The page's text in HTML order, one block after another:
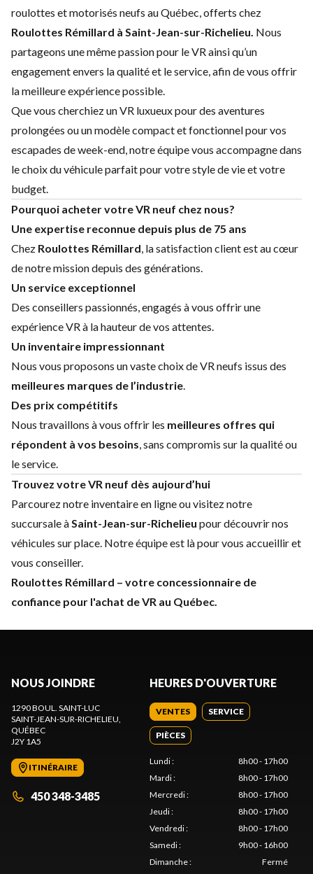
roulottes et motorisés neufs au Québec, offerts chez
Roulottes Rémillard à Saint-Jean-sur-Richelieu. Nous
partageons une même passion pour le VR ainsi qu’un
engagement envers la qualité et le service, afin de vous offrir
la meilleure expérience possible.
Que vous cherchiez un VR luxueux pour des aventures
prolongées ou un modèle compact et fonctionnel pour vos
escapades de week-end, notre équipe vous accompagne dans
le choix du véhicule parfait pour votre style de vie et votre
budget.
Pourquoi acheter votre VR neuf chez nous?
Une expertise reconnue depuis plus de 75 ans
Chez Roulottes Rémillard , la satisfaction client est au cœur
de notre mission depuis des générations.
Un service exceptionnel
Des conseillers passionnés, engagés à vous offrir une
expérience VR à la hauteur de vos attentes.
Un inventaire impressionnant
Nous vous proposons un vaste choix de VR neufs issus des
meilleures marques de l’industrie
Des prix compétitifs
Nous travaillons à vous offrir les meilleures offres qui
répondent à vos besoins , sans compromis sur la qualité ou
le service.
Trouvez votre VR neuf dès aujourd’hui
Parcourez notre inventaire en ligne ou visitez notre
succursale à Saint-Jean-sur-Richelieu pour découvrir nos
véhicules sur place. Notre équipe est là pour vous accueillir et
vous conseiller.
Roulottes Rémillard – votre concessionnaire de
confiance pour l'achat de VR au Québec.
NOUS JOINDRE
1290 BOUL. SAINT-LUC
SAINT-JEAN-SUR-RICHELIEU
QUÉBEC
J2Y 1A5
ITINÉRAIRE
450 348-3485
HEURES D'OUVERTURE
VENTES SERVICE
PIÈCES
Lundi:
8h00 - 17h00
Mardi:
8h00 - 17h00
Mercredi:
8h00 - 17h00
Jeudi:
8h00 - 17h00
Vendredi:
8h00 - 17h00
Samedi:
9h00 - 16h00
Dimanche: Fermé